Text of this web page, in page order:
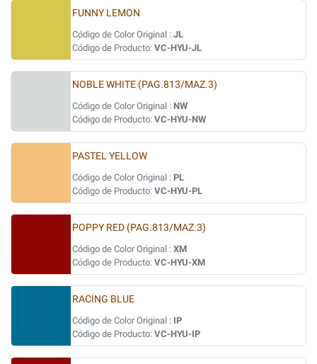
FUNNY LEMON
Código de Color Original : JL
Código de Producto: VC-HYU-JL
NOBLE WHITE (PAG.813/MAZ.3)
Código de Color Original : NW
Código de Producto: VC-HYU-NW
PASTEL YELLOW
Código de Color Original : PL
Código de Producto: VC-HYU-PL
POPPY RED (PAG.813/MAZ.3)
Código de Color Original : XM
Código de Producto: VC-HYU-XM
RACING BLUE
Código de Color Original : IP
Código de Producto: VC-HYU-IP